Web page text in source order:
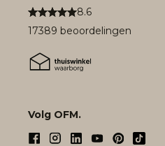
8.6
17389 beoordelingen
Volg OFM.